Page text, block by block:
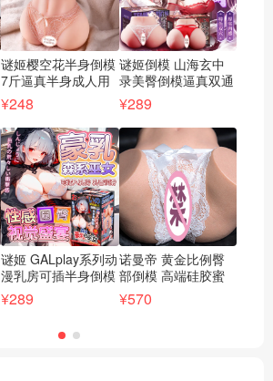
谜姬樱空花半身倒模
7斤逼真半身成人用
品倒模 男用情趣自
慰名器【货号XMJ-
BS1865】
¥248
谜姬倒模 山海玄中
录美臀倒模逼真双通
道-赤狐媚语【货号
XMJ-TM4024】
¥289
谜姬 GALplay系列动
漫乳房可插半身倒模
豪乳女巫【货号
XMJ-BS0141】
¥289
诺曼帝 黄金比例臀
部倒模 高端硅胶蜜
桃臀8.3斤【货
号:XXQ-TMLX/XXQ-
¥570